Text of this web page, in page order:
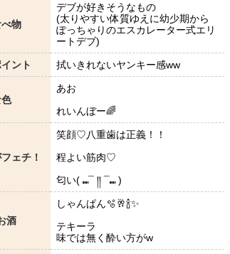
物
デブが好きそうなもの
(太りやすい体質ゆえに幼少期から
ぽっちゃりのエスカレーター式エリ
ートデブ)
ント 拭いきれないヤンキー感ww
あお
れいんぼー🌈
ェチ！
笑顔♡八重歯は正義！！
程よい筋肉♡
匂い( ⑉¯ །། ¯⑉ )
酒
しゃんぱん🫧🥂🍾✨
テキーラ
味では無く酔い方がw